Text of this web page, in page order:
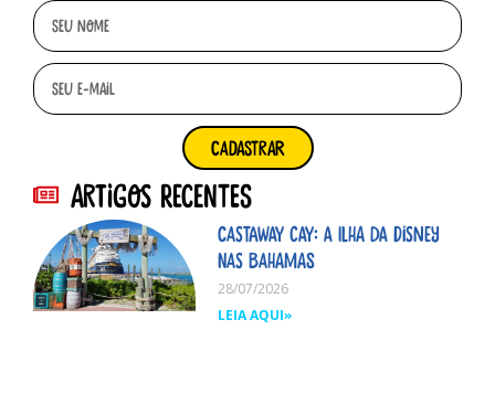
cadastrar
Artigos Recentes
Castaway Cay: A ilha da Disney
nas Bahamas
28/07/2026
LEIA AQUI»